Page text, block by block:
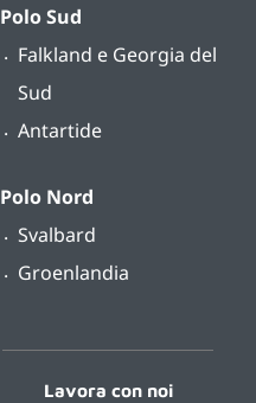
Polo Sud
Falkland e Georgia del
Sud
Antartide
Polo Nord
Svalbard
Groenlandia
Lavora con noi